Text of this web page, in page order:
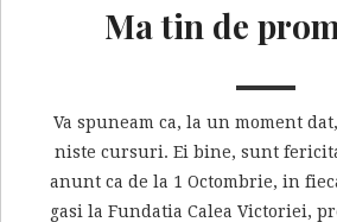
Ma tin de
Va spuneam ca, la un moment
niste cursuri. Ei bine, sunt
anunt ca de la 1 Octombrie, in
gasi la Fundatia Calea Victoriei,